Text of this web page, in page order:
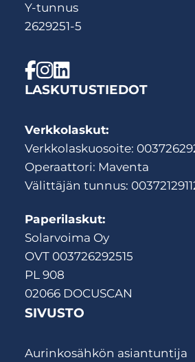
Y-tunnus
2629251-5
LASKUTUSTIEDOT
Verkkolaskut:
Verkkolaskuosoite:
Operaattori: Maventa
Välittäjän tunnus:
Paperilaskut:
Solarvoima Oy
OVT 003726292515
PL 908
02066 DOCUSCAN
SIVUSTO
Aurinkosähkön asiantuntija